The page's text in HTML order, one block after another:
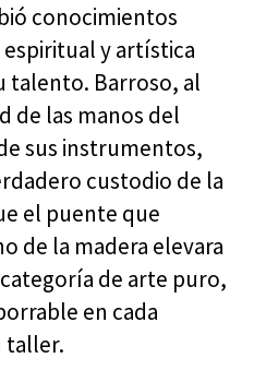
conocimientos
y artística
talento. Barroso, al
de las manos del
sus instrumentos,
custodio de la
el puente que
de la madera elevara
de arte puro,
en cada
taller.